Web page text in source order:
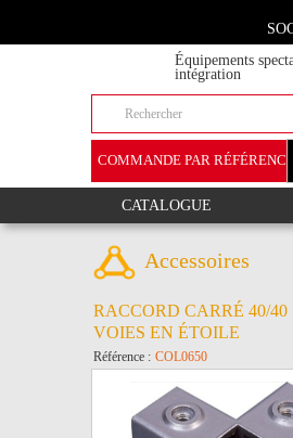
Équipements
intégration
COMMANDE PAR RÉFÉRENCE
CATALOGUE
Accessoires
RACCORD CARRÉ 40/40
VOIES EN ÉTOILE
Référence : COL0650